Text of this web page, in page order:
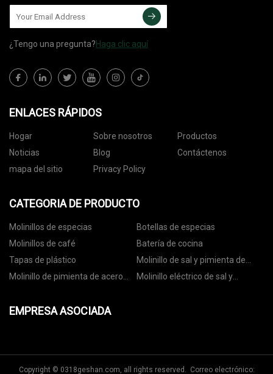
¿Tengo una pregunta?Haga clic aquí
ENLACES RÁPIDOS
Hogar Sobre nosotros
Productos
Noticias
Blog
Contáctenos
mapa del sitio
Privacy Policy
CATEGORIA DE PRODUCTO
Molinillos de especias
Botellas de especias
Molinillos de café
Batería de cocina
Tapas de plástico
Molinillo de sal y pimienta de
cerámica
Molinillo de pimienta de acero
Molinillo eléctrico de sal y
EMPRESA ASOCIADA
Copyright © 0318geshan.com, all rights reserved. Correo electrónico: